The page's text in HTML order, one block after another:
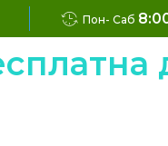
Пон- Саб